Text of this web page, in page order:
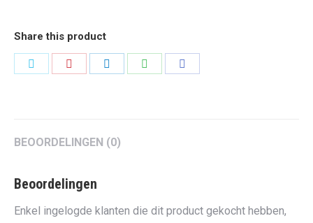
Share this product
BEOORDELINGEN (0)
Beoordelingen
Enkel ingelogde klanten die dit product gekocht hebben,